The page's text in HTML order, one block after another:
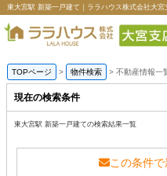
東大宮駅 新築一戸建て｜ララハウス株式会社大宮
TOPページ > 物件検索 > 不動産情報一
現在の検索条件
東大宮駅 新築一戸建ての検索結果一覧
この条件